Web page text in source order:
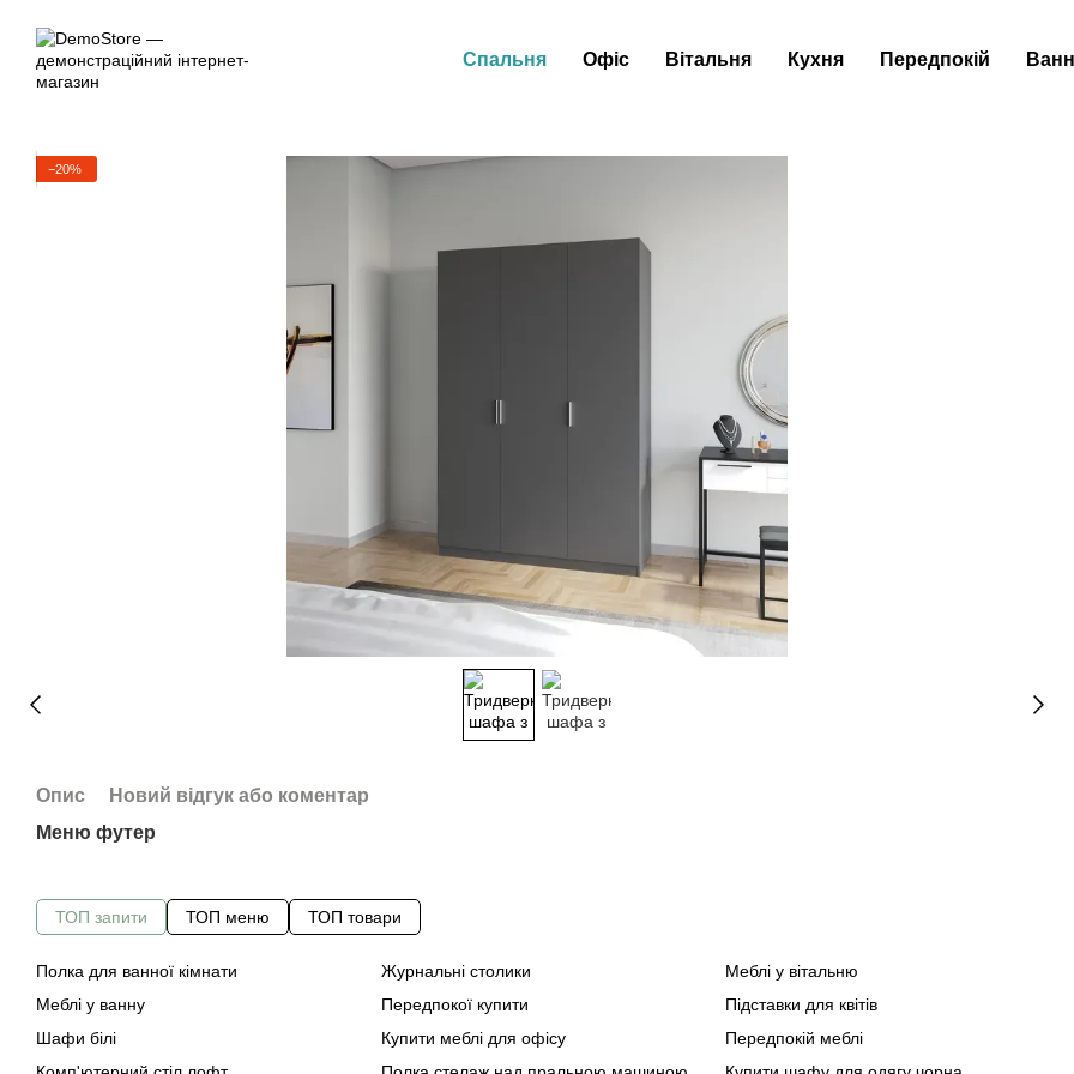
Спальня Офіс Вітальня Кухня Передпокій
−20%
Опис
Новий відгук або коментар
Меню футер
ТОП запити ТОП меню ТОП товари
Полка для ванної кімнати Журнальні столики
Меблі у вітальню
Меблі у ванну
Передпокої купити
Підставки для квітів
Шафи білі
Купити меблі для офісу
Передпокій меблі